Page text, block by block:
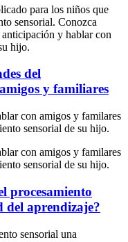
para los niños que
sensorial. Conozca
y hablar con
hijo.
del
y familiares
con amigos y familares
sensorial de su hijo.
con amigos y familares
sensorial de su hijo.
procesamiento
del aprendizaje?
sensorial una